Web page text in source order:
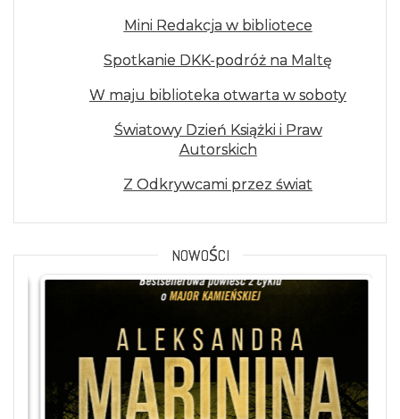
Mini Redakcja w bibliotece
Spotkanie DKK-podróż na Maltę
W maju biblioteka otwarta w soboty
Światowy Dzień Książki i Praw
Autorskich
Z Odkrywcami przez świat
NOWOŚCI